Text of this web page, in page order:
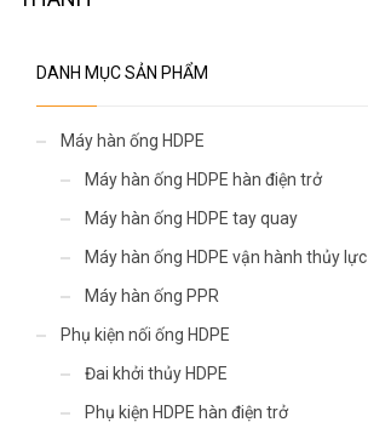
DANH MỤC SẢN PHẨM
Máy hàn ống HDPE
Máy hàn ống HDPE hàn điện trở
Máy hàn ống HDPE tay quay
Máy hàn ống HDPE vận hành thủy lực
Máy hàn ống PPR
Phụ kiện nối ống HDPE
Đai khởi thủy HDPE
Phụ kiện HDPE hàn điện trở